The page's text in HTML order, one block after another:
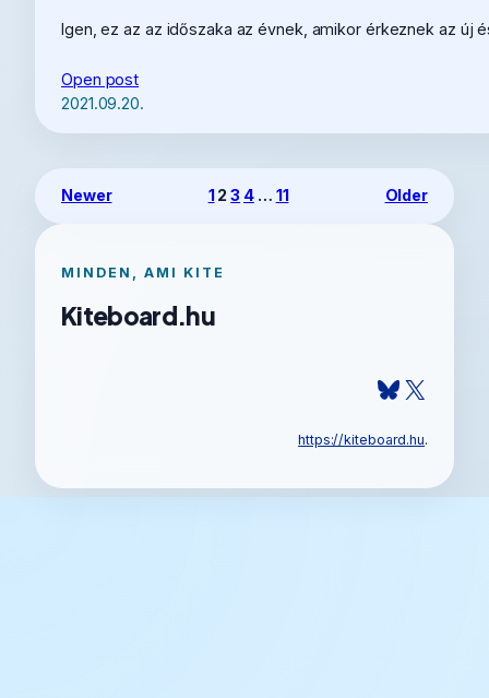
Igen, ez az az időszaka az évnek, amikor érkeznek az
Open post
2021.09.20.
Newer 1 2 3 4 … 11 Older
MINDEN, AMI KITE
Kiteboard.hu
Bluesky X
https://kiteboard.hu.